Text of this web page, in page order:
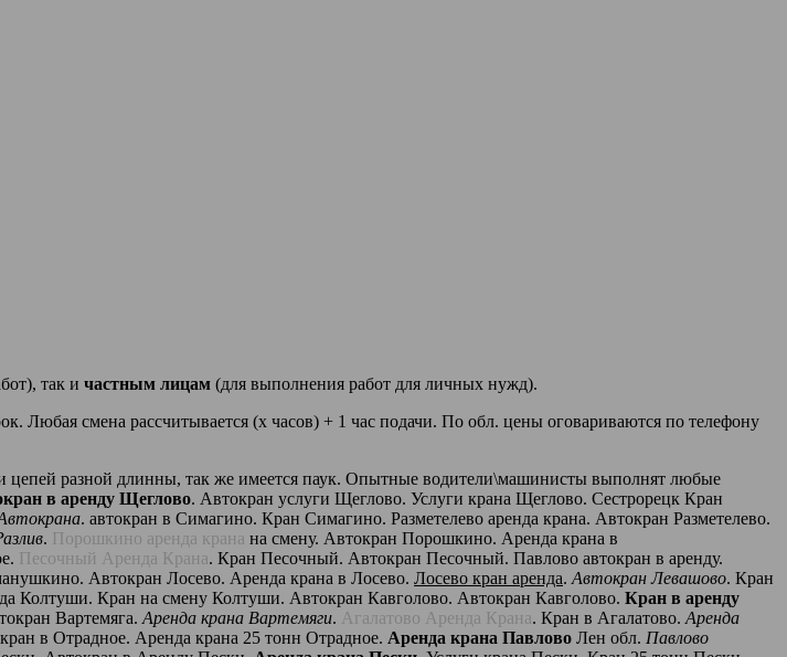
так и частным лицам (для выполнения работ для личных нужд).
Любая смена рассчитывается (х часов) + 1 час подачи. По обл. цены оговариваются по телефону
цепей разной длинны, так же имеется паук. Опытные водители\машинисты выполнят любые
в аренду Щеглово. Автокран услуги Щеглово. Услуги крана Щеглово. Сестрорецк Кран
. автокран в Симагино. Кран Симагино. Разметелево аренда крана. Автокран Разметелево.
. Порошкино аренда крана на смену. Автокран Порошкино. Аренда крана в
Песочный Аренда Крана. Кран Песочный. Автокран Песочный. Павлово автокран в аренду.
Автокран Лосево. Аренда крана в Лосево. Лосево кран аренда. Автокран Левашово. Кран
Колтуши. Кран на смену Колтуши. Автокран Кавголово. Автокран Кавголово. Кран в аренду
Вартемяга. Аренда крана Вартемяги. Агалатово Аренда Крана. Кран в Агалатово. Аренда
в Отрадное. Аренда крана 25 тонн Отрадное. Аренда крана Павлово Лен обл. Павлово